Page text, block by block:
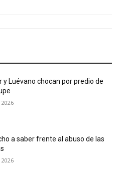
y Luévano chocan por predio de
a saber frente al abuso de las